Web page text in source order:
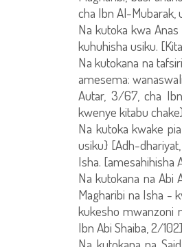
cha Ibn Al-Mubarak,
Na kutoka kwa
kuhuhisha usiku.
Na kutokana na
amesema:
Autar, 3/67, cha
kwenye kitabu
Na kutoka kwake
usiku} [Adh-
Isha. [amesahihisha
Na kutokana na Abi
Magharibi na Isha -
kukesho mwanzoni
Ibn Abi Shaiba, 2/